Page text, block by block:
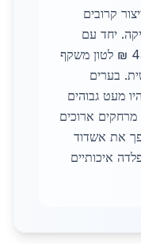
קרובים
יחד עם
זאת, המחיר הממוצע של כ-4500 ₪ לטון משקף
בערים
מעט גבוהים
מרחקים ארוכים
את אשדוד
איכותיים